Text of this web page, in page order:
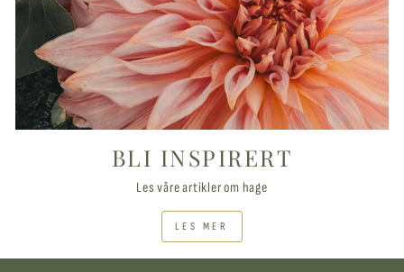
BLI INSPIRERT
Les våre artikler om hage
LES MER